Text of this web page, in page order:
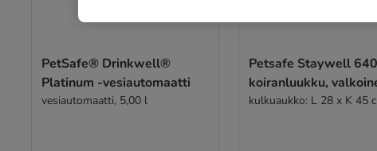
PetSafe® Drinkwell®
Platinum -vesiautomaatti
vesiautomaatti, 5,00 l
Petsafe Staywell
koiranluukku,
kulkuaukko: L 28 x K 45